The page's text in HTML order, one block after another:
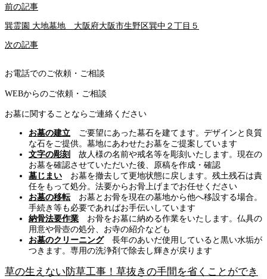
前の記事
巽霊園 大地墓地 大阪府大阪市生野区巽中２丁目５
次の記事
お電話でのご依頼・ご相談
WEBからのご依頼・ご相談
お墓に関することならご連絡ください
お墓の建立 ご要望にあった墓石を建てます。デザインと良質
な石をご提供。墓地にあわせたお墓をご提案しています
文字の彫刻
故人様の名前や戒名等を彫刻いたします。現在の
お墓を確認させていただいた後、原稿を作成・確認
墓じまい お墓を撤去して更地状態に戻します。残土残石は責
任をもって処分。法要からお骨上げまでお任せください
お墓の移転お墓とお骨を現在の墓地から他へ移設する場合。
手続き等も必要であればお手伝いしています
納骨法要作業 お骨をお墓に納める作業をいたします。仏具の
用意や骨壺の処分、お寺の紹介なども
お墓のクリーニング長年のあいだ使用していると黒い水垢が
つきます。専用の洗浄剤で除去し輝きが戻ります
草の生えない防草工事！草抜きの手間を省くことができ